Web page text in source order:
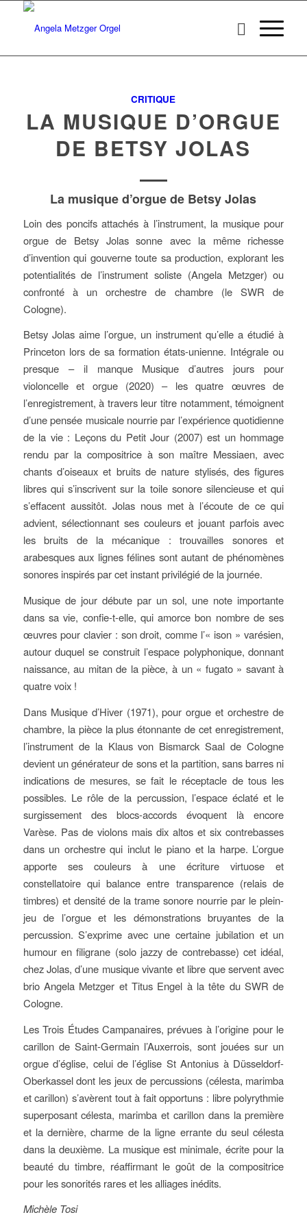
CRITIQUE
LA MUSIQUE D’ORGUE
DE BETSY JOLAS
La musique d’orgue de Betsy Jolas
Loin des poncifs attachés à l’instrument, la musique pour
orgue de Betsy Jolas sonne avec la même richesse
d’invention qui gouverne toute sa production, explorant les
potentialités de l’instrument soliste (Angela Metzger) ou
confronté à un orchestre de chambre (le SWR de
Cologne).
Betsy Jolas aime l’orgue, un instrument qu’elle a étudié à
Princeton lors de sa formation états-unienne. Intégrale ou
presque – il manque Musique d’autres jours pour
violoncelle et orgue (2020) – les quatre œuvres de
l’enregistrement, à travers leur titre notamment, témoignent
d’une pensée musicale nourrie par l’expérience quotidienne
de la vie : Leçons du Petit Jour (2007) est un hommage
rendu par la compositrice à son maître Messiaen, avec
chants d’oiseaux et bruits de nature stylisés, des figures
libres qui s’inscrivent sur la toile sonore silencieuse et qui
s’effacent aussitôt. Jolas nous met à l’écoute de ce qui
advient, sélectionnant ses couleurs et jouant parfois avec
les bruits de la mécanique : trouvailles sonores et
arabesques aux lignes félines sont autant de phénomènes
sonores inspirés par cet instant privilégié de la journée.
Musique de jour débute par un sol, une note importante
dans sa vie, confie-t-elle, qui amorce bon nombre de ses
œuvres pour clavier : son droit, comme l’« ison » varésien,
autour duquel se construit l’espace polyphonique, donnant
naissance, au mitan de la pièce, à un « fugato » savant à
quatre voix !
Dans Musique d’Hiver (1971), pour orgue et orchestre de
chambre, la pièce la plus étonnante de cet enregistrement,
l’instrument de la Klaus von Bismarck Saal de Cologne
devient un générateur de sons et la partition, sans barres ni
indications de mesures, se fait le réceptacle de tous les
possibles. Le rôle de la percussion, l’espace éclaté et le
surgissement des blocs-accords évoquent là encore
Varèse. Pas de violons mais dix altos et six contrebasses
dans un orchestre qui inclut le piano et la harpe. L’orgue
apporte ses couleurs à une écriture virtuose et
constellatoire qui balance entre transparence (relais de
timbres) et densité de la trame sonore nourrie par le plein-
jeu de l’orgue et les démonstrations bruyantes de la
percussion. S’exprime avec une certaine jubilation et un
humour en filigrane (solo jazzy de contrebasse) cet idéal,
chez Jolas, d’une musique vivante et libre que servent avec
brio Angela Metzger et Titus Engel à la tête du SWR de
Cologne.
Les Trois Études Campanaires, prévues à l’origine pour le
carillon de Saint-Germain l’Auxerrois, sont jouées sur un
orgue d’église, celui de l’église St Antonius à Düsseldorf-
Oberkassel dont les jeux de percussions (célesta, marimba
et carillon) s’avèrent tout à fait opportuns : libre polyrythmie
superposant célesta, marimba et carillon dans la première
et la dernière, charme de la ligne errante du seul célesta
dans la deuxième. La musique est minimale, écrite pour la
beauté du timbre, réaffirmant le goût de la compositrice
pour les sonorités rares et les alliages inédits.
Michèle Tosi